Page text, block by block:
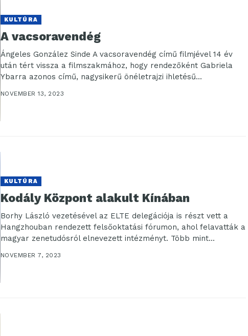
KULTÚRA
A vacsoravendég
Ángeles González Sinde A vacsoravendég című filmjével 14 év
után tért vissza a filmszakmához, hogy rendezőként Gabriela
Ybarra azonos című, nagysikerű önéletrajzi ihletésű...
NOVEMBER 13, 2023
KULTÚRA
Kodály Központ alakult Kínában
Borhy László vezetésével az ELTE delegációja is részt vett a
Hangzhouban rendezett felsőoktatási fórumon, ahol felavatták a
magyar zenetudósról elnevezett intézményt. Több mint...
NOVEMBER 7, 2023